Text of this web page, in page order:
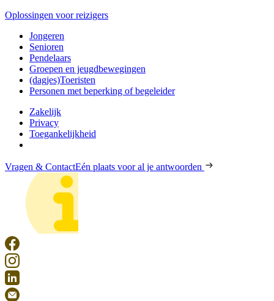
Oplossingen voor reizigers
Jongeren
Senioren
Pendelaars
Groepen en jeugdbewegingen
(dagjes)Toeristen
Personen met beperking of begeleider
Zakelijk
Privacy
Toegankelijkheid
Vragen & ContactEén plaats voor al je antwoorden